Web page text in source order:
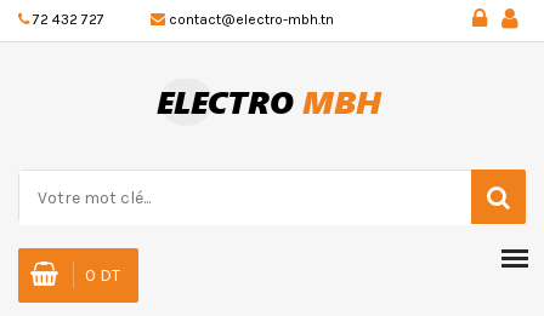
72 432 727 contact@electro-mbh.tn
0 DT